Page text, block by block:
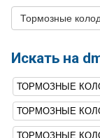
33 LINCOLN
34 LINCOLN
35 LINCOLN
36 LINCOLN
Тормозные
Искать на
ТОРМОЗНЫЕ
ТОРМОЗНЫЕ
ТОРМОЗНЫЕ